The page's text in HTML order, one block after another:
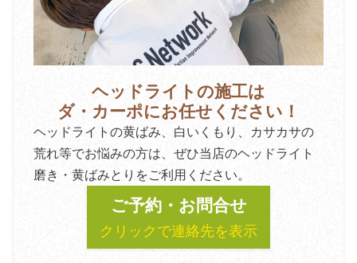
ヘッドライトの施工は
ダ・カーポにお任せください！
ヘッドライトの黄ばみ、白いくもり、カサカサの
荒れ等でお悩みの方は、ぜひ当店のヘッドライト
磨き・黄ばみとりをご利用ください。
ご予約・お問合せ
クリックで連絡先を表示